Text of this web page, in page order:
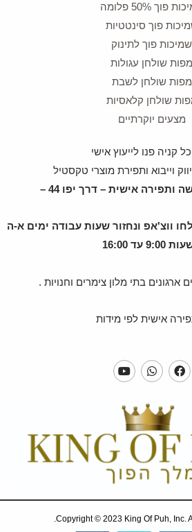
פוך 50% פלומה
פוך סינטטיות
שמיכות פוך לתינוק
מפות שולחן עגולות
מפות שולחן לשבת
שולחן קלאסיות
מצעים יוקרתיים
קניה פנו לייעוץ אישי
וייבוא ותפירת מוצרי טקסטיל
ותפירה אישית – דרך יפו 44 –
053-840-1100 שלחו ווצ'אפ ונחזור שעות עבודה ימים א-ה
9:00 עד 16:00
ארגונים בתי מלון צימרים וחנויות .
אישית לפי מידות
Copyright © 2023 King Of Puh, Inc.